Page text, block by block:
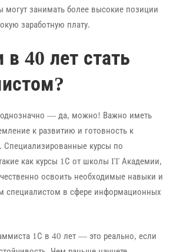
могут занимать более высокие позиции
заработную плату.
40 лет стать
однозначно — да, можно! Важно иметь
к развитию и готовность к
Специализированные курсы по
как курсы 1С от школы IT Академии,
освоить необходимые навыки и
специалистом в сфере информационных
1С в 40 лет — это реально, если